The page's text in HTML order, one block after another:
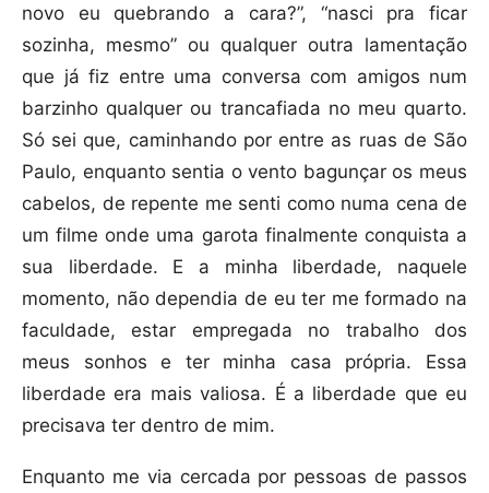
novo eu quebrando a cara?”, “nasci pra ficar
sozinha, mesmo” ou qualquer outra lamentação
que já fiz entre uma conversa com amigos num
barzinho qualquer ou trancafiada no meu quarto.
Só sei que, caminhando por entre as ruas de São
Paulo, enquanto sentia o vento bagunçar os meus
cabelos, de repente me senti como numa cena de
um filme onde uma garota finalmente conquista a
sua liberdade. E a minha liberdade, naquele
momento, não dependia de eu ter me formado na
faculdade, estar empregada no trabalho dos
meus sonhos e ter minha casa própria. Essa
liberdade era mais valiosa. É a liberdade que eu
precisava ter dentro de mim.
Enquanto me via cercada por pessoas de passos